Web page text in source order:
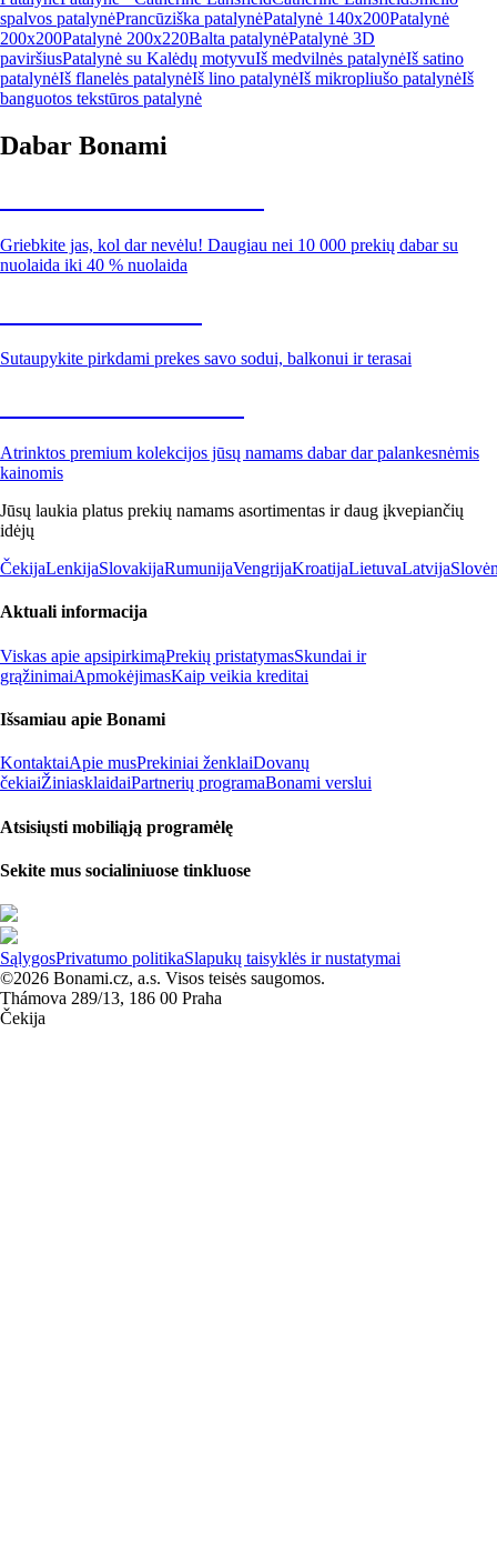
spalvos patalynėPrancūziška patalynėPatalynė 140x200Patalynė
200x200Patalynė 200x220Balta patalynėPatalynė 3D
paviršiusPatalynė su Kalėdų motyvuIš medvilnės patalynėIš satino
patalynėIš flanelės patalynėIš lino patalynėIš mikropliušo patalynėIš
banguotos tekstūros patalynė
Dabar Bonami
Griebkite jas, kol dar nevėlu! Daugiau nei 10 000 prekių dabar su
nuolaida iki 40 % nuolaida
Sutaupykite pirkdami prekes savo sodui, balkonui ir terasai
Atrinktos premium kolekcijos jūsų namams dabar dar palankesnėmis
kainomis
Jūsų laukia platus prekių namams asortimentas ir daug įkvepiančių
idėjų
ČekijaLenkijaSlovakijaRumunijaVengrijaKroatijaLietuvaLatvija
Aktuali informacija
Viskas apie apsipirkimąPrekių pristatymasSkundai ir
grąžinimaiApmokėjimasKaip veikia kreditai
Išsamiau apie Bonami
KontaktaiApie musPrekiniai ženklaiDovanų
čekiaiŽiniasklaidaiPartnerių programaBonami verslui
Atsisiųsti mobiliąją programėlę
Sekite mus socialiniuose tinkluose
SąlygosPrivatumo politikaSlapukų taisyklės ir nustatymai
©2026 Bonami.cz, a.s. Visos teisės saugomos.
Thámova 289/13, 186 00 Praha
Čekija